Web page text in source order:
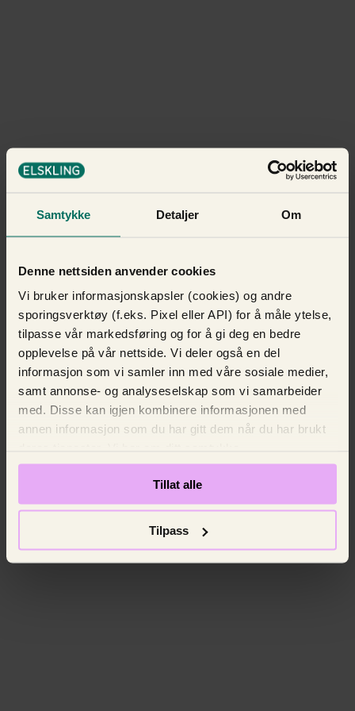
Samtykke Detaljer Om
Denne nettsiden anvender cookies
Vi bruker informasjonskapsler (cookies) og andre
sporingsverktøy (f.eks. Pixel eller API) for å måle ytelse,
tilpasse vår markedsføring og for å gi deg en bedre
opplevelse på vår nettside. Vi deler også en del
informasjon som vi samler inn med våre sosiale medier,
samt annonse- og analyseselskap som vi samarbeider
med. Disse kan igjen kombinere informasjonen med
annen informasjon som du har gitt dem når du har brukt
Tillat alle
Tilpass